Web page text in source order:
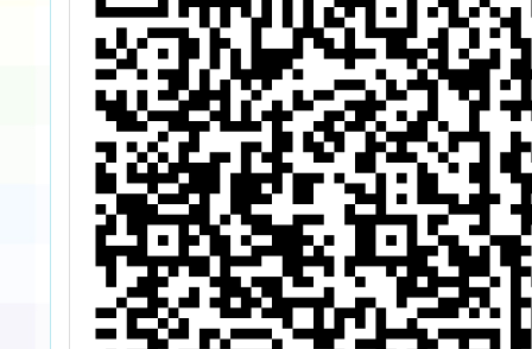
「主題~妙純的
「時」「速」列
車—量與實測
二」一案